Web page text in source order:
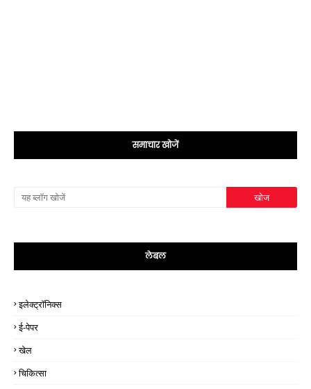
समाचार खोजें
लेबल
इलेक्ट्रॉनिक्स
ई-पेपर
खेल
चिकित्सा